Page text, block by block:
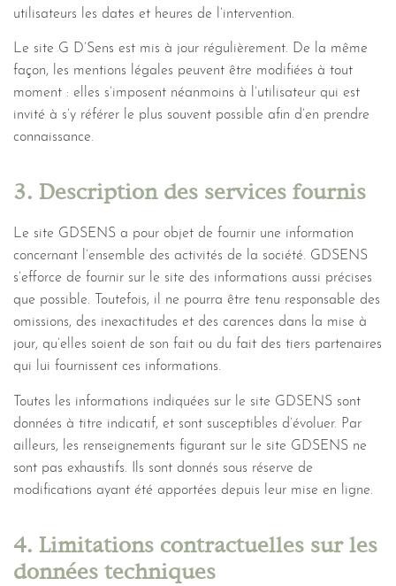
utilisateurs les dates et heures de l’intervention.
Le site G D’Sens est mis à jour régulièrement. De la même
façon, les mentions légales peuvent être modifiées à tout
moment : elles s’imposent néanmoins à l’utilisateur qui est
invité à s’y référer le plus souvent possible afin d’en prendre
connaissance.
3. Description des services fournis
Le site GDSENS a pour objet de fournir une information
concernant l’ensemble des activités de la société. GDSENS
s’efforce de fournir sur le site des informations aussi précises
que possible. Toutefois, il ne pourra être tenu responsable des
omissions, des inexactitudes et des carences dans la mise à
jour, qu’elles soient de son fait ou du fait des tiers partenaires
qui lui fournissent ces informations.
Toutes les informations indiquées sur le site GDSENS sont
données à titre indicatif, et sont susceptibles d’évoluer. Par
ailleurs, les renseignements figurant sur le site GDSENS ne
sont pas exhaustifs. Ils sont donnés sous réserve de
modifications ayant été apportées depuis leur mise en ligne.
4. Limitations contractuelles sur les
données techniques